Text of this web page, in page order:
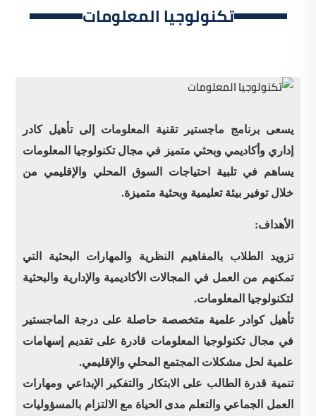
تكنولوجيا المعلومات
يسعى برنامج ماجستير تقنية المعلومات إلى تأهيل كادر
إداري وأكاديمي وبحثي متميز في مجال تكنولوجيا المعلومات
يساهم في تلبية احتياجات السوق المحلي والإقليمي من
خلال توفير بيئة تعليمية وبحثية متميزة.
الأهداف:
تزويد الطلاب بالمفاهيم النظرية والمهارات البحثية التي
تمكنهم من العمل في المجالات الأكاديمية والإدارية والبحثية
لتكنولوجيا المعلومات.
تأهيل كوادر علمية متخصصة حاصلة على درجة الماجستير
في مجال تكنولوجيا المعلومات قادرة على تقديم إسهامات
علمية لحل مشكلات المجتمع المحلي والإقليمي.
تنمية قدرة الطالب على الابتكار والتفكير الإبداعي ومهارات
العمل الجماعي والتعلم مدى الحياة مع الالتزام بالمسؤوليات